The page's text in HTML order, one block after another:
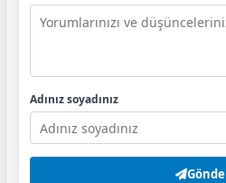
Adınız soyadınız